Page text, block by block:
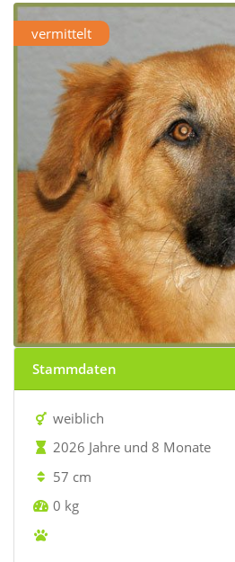
vermittelt
Stammdaten
weiblich
2026 Jahre und 8 Monate
57 cm
0 kg